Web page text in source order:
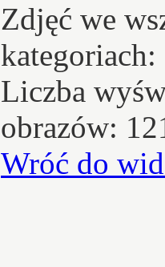
Zdjęć we
kategoriach:
Liczba
obrazów:
Wróć do